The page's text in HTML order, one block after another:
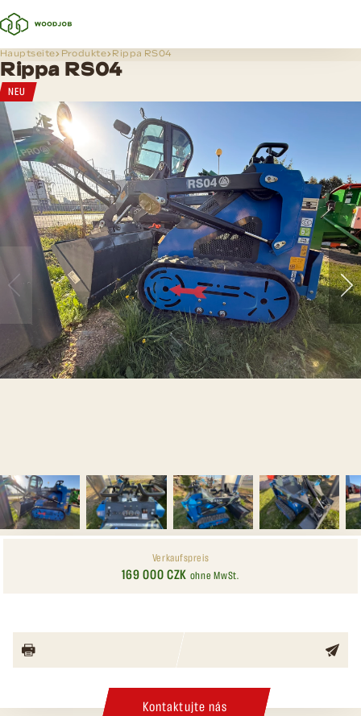
Hauptseite Produkte Rippa RS04
Rippa RS04
NEU
Verkaufspreis
169 000 CZK ohne MwSt.
Kontaktujte nás